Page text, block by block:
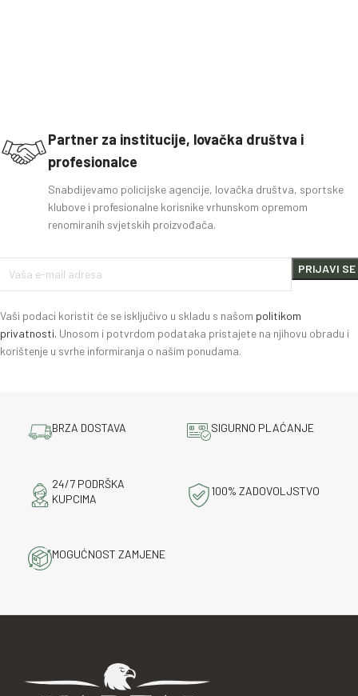
Partner za institucije, lovačka društva i
profesionalce
Snabdijevamo policijske agencije, lovačka društva, sportske
klubove i profesionalne korisnike vrhunskom opremom
renomiranih svjetskih proizvođača.
Vaši podaci koristit će se isključivo u skladu s našom politikom
privatnosti. Unosom i potvrdom podataka pristajete na njihovu obradu i
korištenje u svrhe informiranja o našim ponudama.
BRZA DOSTAVA SIGURNO PLAĆANJE
24/7 PODRŠKA
KUPCIMA
100% ZADOVOLJSTVO
MOGUĆNOST ZAMJENE